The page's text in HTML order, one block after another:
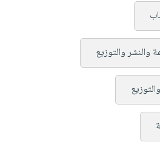
والنشر والتوزيع